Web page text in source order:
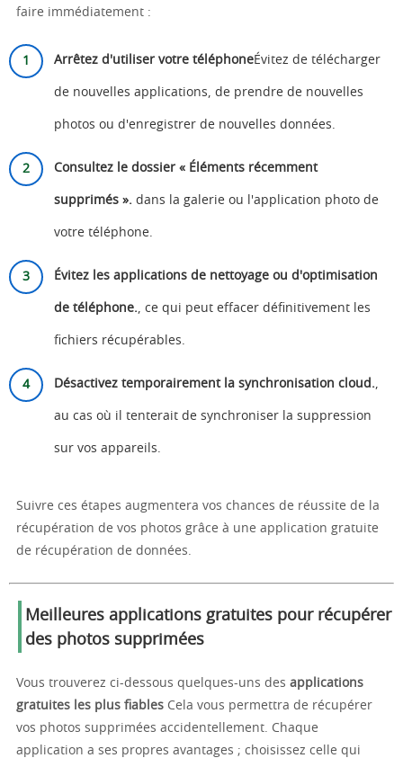
faire immédiatement :
Arrêtez d'utiliser votre téléphoneÉvitez de télécharger
de nouvelles applications, de prendre de nouvelles
photos ou d'enregistrer de nouvelles données.
Consultez le dossier « Éléments récemment
supprimés ». dans la galerie ou l'application photo de
votre téléphone.
Évitez les applications de nettoyage ou d'optimisation
de téléphone. , ce qui peut effacer définitivement les
fichiers récupérables.
Désactivez temporairement la synchronisation cloud.
au cas où il tenterait de synchroniser la suppression
sur vos appareils.
Suivre ces étapes augmentera vos chances de réussite de la
récupération de vos photos grâce à une application gratuite
de récupération de données.
Meilleures applications gratuites pour récupérer
des photos supprimées
Vous trouverez ci-dessous quelques-uns des applications
gratuites les plus fiables Cela vous permettra de récupérer
vos photos supprimées accidentellement. Chaque
application a ses propres avantages ; choisissez celle qui